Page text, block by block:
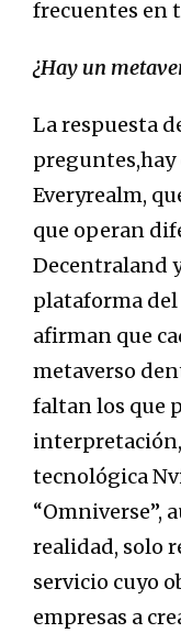
frecuentes en
¿Hay un
La respuesta
preguntes,hay
Everyrealm,
que operan
Decentraland
plataforma del
afirman que
metaverso
faltan los que
tecnológica
“Omniverse”,
realidad, solo
servicio cuyo
empresas a